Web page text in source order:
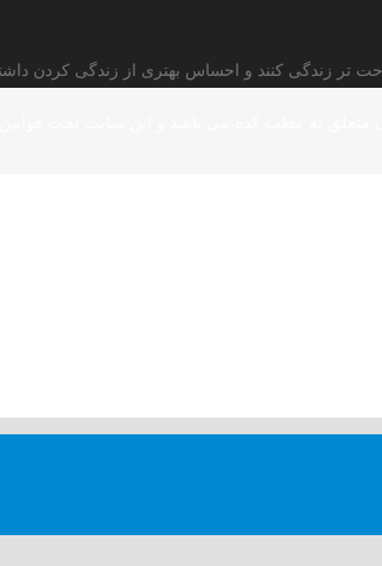
تر زندگی کنند و احساس بهتری از زندگی کردن